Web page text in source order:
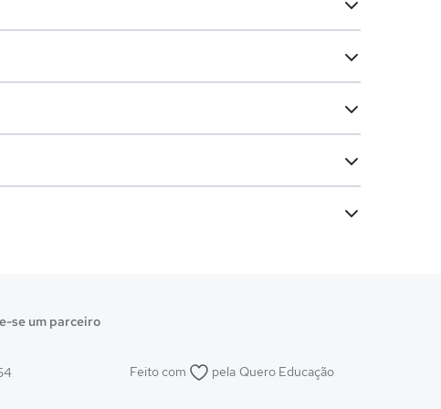
se um parceiro
Feito com pela Quero Educação